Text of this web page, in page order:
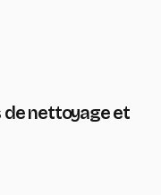
de nettoyage et